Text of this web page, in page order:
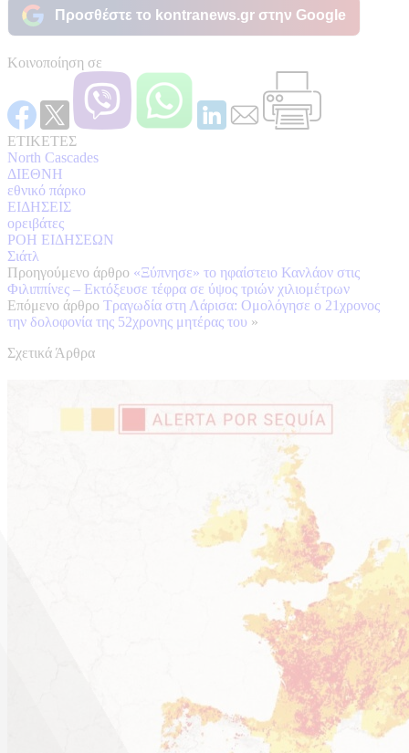
Προσθέστε το kontranews.gr στην Google
Κοινοποίηση σε
ΕΤΙΚΕΤΕΣ
North Cascades
ΔΙΕΘΝΗ
εθνικό πάρκο
ΕΙΔΗΣΕΙΣ
ορειβάτες
ΡΟΗ ΕΙΔΗΣΕΩΝ
Σιάτλ
Προηγούμενο άρθρο «Ξύπνησε» το ηφαίστειο Κανλάον στις
Φιλιππίνες – Εκτόξευσε τέφρα σε ύψος τριών χιλιομέτρων
Επόμενο άρθρο Τραγωδία στη Λάρισα: Ομολόγησε ο 21χρονος
την δολοφονία της 52χρονης μητέρας του »
Σχετικά Άρθρα